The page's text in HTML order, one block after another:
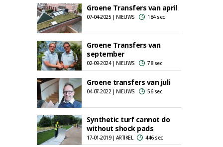
Groene Transfers van april
07-04-2025 | NIEUWS 184 sec
Groene Transfers van
september
02-09-2024 | NIEUWS 78 sec
Groene transfers van juli
04-07-2022 | NIEUWS 56 sec
Synthetic turf cannot do
without shock pads
17-01-2019 | ARTIKEL 446 sec